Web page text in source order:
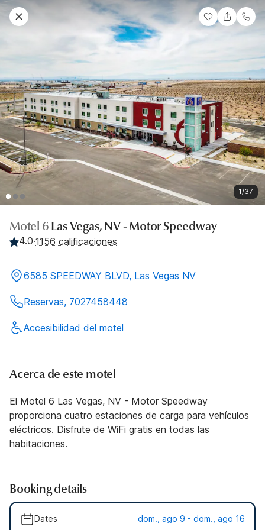
1/37
Motel 6 Las Vegas, NV - Motor Speedway
4.0·1156 calificaciones
6585 SPEEDWAY BLVD, Las Vegas NV
Reservas, 7027458448
Accesibilidad del motel
Acerca de este motel
El Motel 6 Las Vegas, NV - Motor Speedway
proporciona cuatro estaciones de carga para vehículos
eléctricos. Disfrute de WiFi gratis en todas las
habitaciones.
Booking details
Dates dom., ago 9 - dom., ago 16